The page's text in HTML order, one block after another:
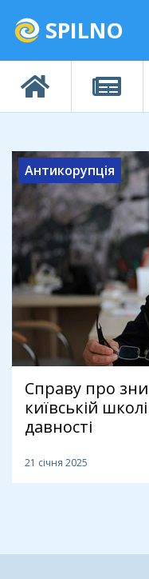
SPILNO
Антикорупція
Справу про
київській
давності
21 січня 2025